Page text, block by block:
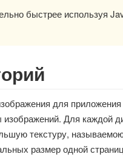
быстрее используя
для
Для каждой
текстуру,
размер одной